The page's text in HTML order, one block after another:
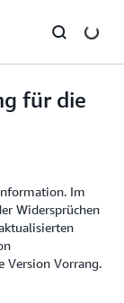
für die
Im
Widersprüchen
Version Vorrang.